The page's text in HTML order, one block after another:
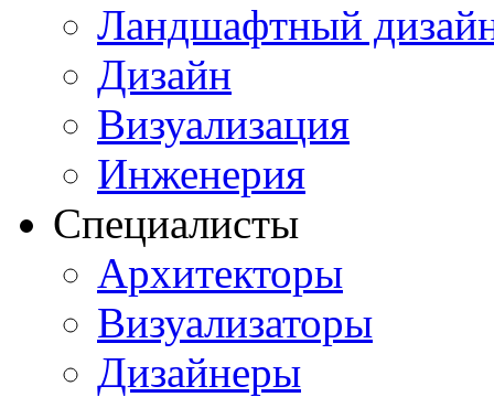
Ландшафтный
Дизайн
Визуализация
Инженерия
Специалисты
Архитекторы
Визуализаторы
Дизайнеры